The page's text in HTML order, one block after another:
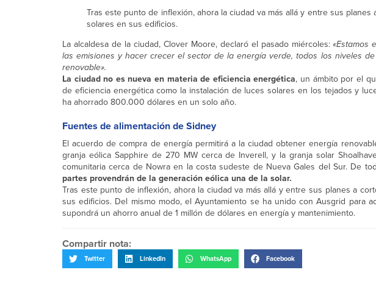
Tras este punto de inflexión, ahora la ciudad va más allá y entre sus
solares en sus edificios.
La alcaldesa de la ciudad, Clover Moore, declaró el pasado miércoles:«Estamos
las emisiones y hacer crecer el sector de la energía verde, todos los niveles
renovable».
La ciudad no es nueva en materia de eficiencia energética, un ámbito por el
de eficiencia energética como la instalación de luces solares en los tejados y
ha ahorrado 800.000 dólares en un solo año.
Fuentes de alimentación de Sidney
El acuerdo de compra de energía permitirá a la ciudad obtener energía
granja eólica Sapphire de 270 MW cerca de Inverell, y la granja solar
comunitaria cerca de Nowra en la costa sudeste de Nueva Gales del Sur. De
partes provendrán de la generación eólica una de la solar.
Tras este punto de inflexión, ahora la ciudad va más allá y entre sus planes a
sus edificios. Del mismo modo, el Ayuntamiento se ha unido con Ausgrid para
supondrá un ahorro anual de 1 millón de dólares en energía y mantenimiento.
Compartir nota:
Twitter LinkedIn WhatsApp Facebook